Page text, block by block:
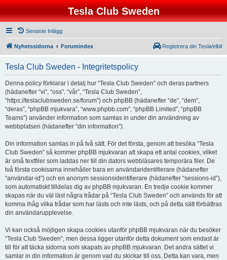
Tesla Club Sweden
Senaste Inlägg
Nyhetssidorna Forumindex Registrera din Tesla/elbil
Tesla Club Sweden - Integritetspolicy
Denna policy förklarar i detalj hur “Tesla Club Sweden” och deras partners
(hädanefter “vi”, “oss”, “vår”, “Tesla Club Sweden”,
“https://teslaclubsweden.se/forum”) och phpBB (hädanefter “de”, “dem”,
“deras”, “phpBB mjukvara”, “www.phpbb.com”, “phpBB Limited”, “phpBB
Teams”) använder information som samlas in under din användning av
webbplatsen (hädanefter “din information”).
Din information samlas in på två sätt. För det första, genom att besöka “Tesla
Club Sweden” så kommer phpBB mjukvaran att skapa ett antal cookies, vilket
är små textfiler som laddas ner till din dators webbläsares temporära filer. De
två första cookisarna innehåller bara en användaridentifierare (hädanefter
“användar-id”) och en anonym sessionsidentifierare (hädanefter “sessions-id”),
som automatiskt tilldelas dig av phpBB mjukvaran. En tredje cookie kommer
skapas när du väl läst några trådar på “Tesla Club Sweden” och används för att
komma ihåg vilka trådar som har lästs och inte lästs, och på detta sätt förbättras
din användarupplevelse.
Vi kan också möjligen skapa cookies utanför phpBB mjukvaran när du besöker
“Tesla Club Sweden”, men dessa ligger utanför detta dokument som endast är
till för att täcka sidorna som skapats av phpBB mjukvaran. Det andra sättet vi
samlar in din information är genom vad du skickar till oss. Detta kan vara, men